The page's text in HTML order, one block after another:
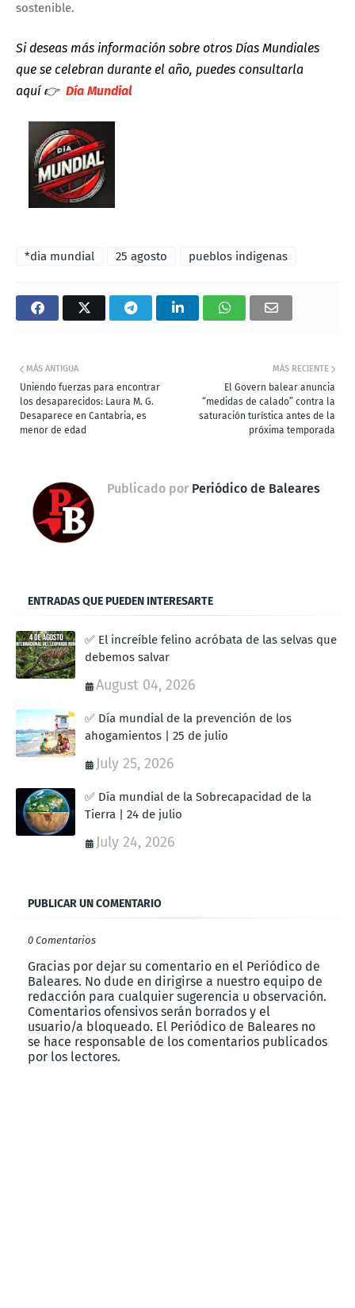
sostenible.
Si deseas más información sobre otros Días Mundiales
que se celebran durante el año, puedes consultarla
aquí 👉 Día Mundial
*dia mundial 25 agosto pueblos indigenas
MÁS RECIENTE
El Govern balear anuncia
“medidas de calado” contra la
saturación turística antes de la
próxima temporada
MÁS ANTIGUA
Uniendo fuerzas para encontrar
los desaparecidos: Laura M. G.
Desaparece en Cantabria, es
menor de edad
Publicado por Periódico de Baleares
ENTRADAS QUE PUEDEN INTERESARTE
✅ El increíble felino acróbata de las selvas que
debemos salvar
August 04, 2026
✅ Día mundial de la prevención de los
ahogamientos | 25 de julio
July 25, 2026
✅ Día mundial de la Sobrecapacidad de la
Tierra | 24 de julio
July 24, 2026
PUBLICAR UN COMENTARIO
0 Comentarios
Gracias por dejar su comentario en el Periódico de
Baleares. No dude en dirigirse a nuestro equipo de
redacción para cualquier sugerencia u observación.
Comentarios ofensivos serán borrados y el
usuario/a bloqueado. El Periódico de Baleares no
se hace responsable de los comentarios publicados
por los lectores.